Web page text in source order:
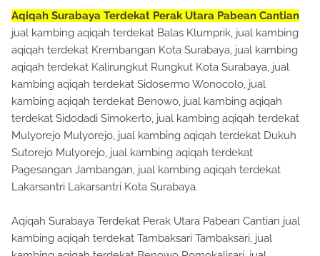
Aqiqah Surabaya Terdekat Perak Utara Pabean Cantian
jual kambing aqiqah terdekat Balas Klumprik, jual kambing
aqiqah terdekat Krembangan Kota Surabaya, jual kambing
aqiqah terdekat Kalirungkut Rungkut Kota Surabaya, jual
kambing aqiqah terdekat Sidosermo Wonocolo, jual
kambing aqiqah terdekat Benowo, jual kambing aqiqah
terdekat Sidodadi Simokerto, jual kambing aqiqah terdekat
Mulyorejo Mulyorejo, jual kambing aqiqah terdekat Dukuh
Sutorejo Mulyorejo, jual kambing aqiqah terdekat
Pagesangan Jambangan, jual kambing aqiqah terdekat
Lakarsantri Lakarsantri Kota Surabaya.
Aqiqah Surabaya Terdekat Perak Utara Pabean Cantian jual
kambing aqiqah terdekat Tambaksari Tambaksari, jual